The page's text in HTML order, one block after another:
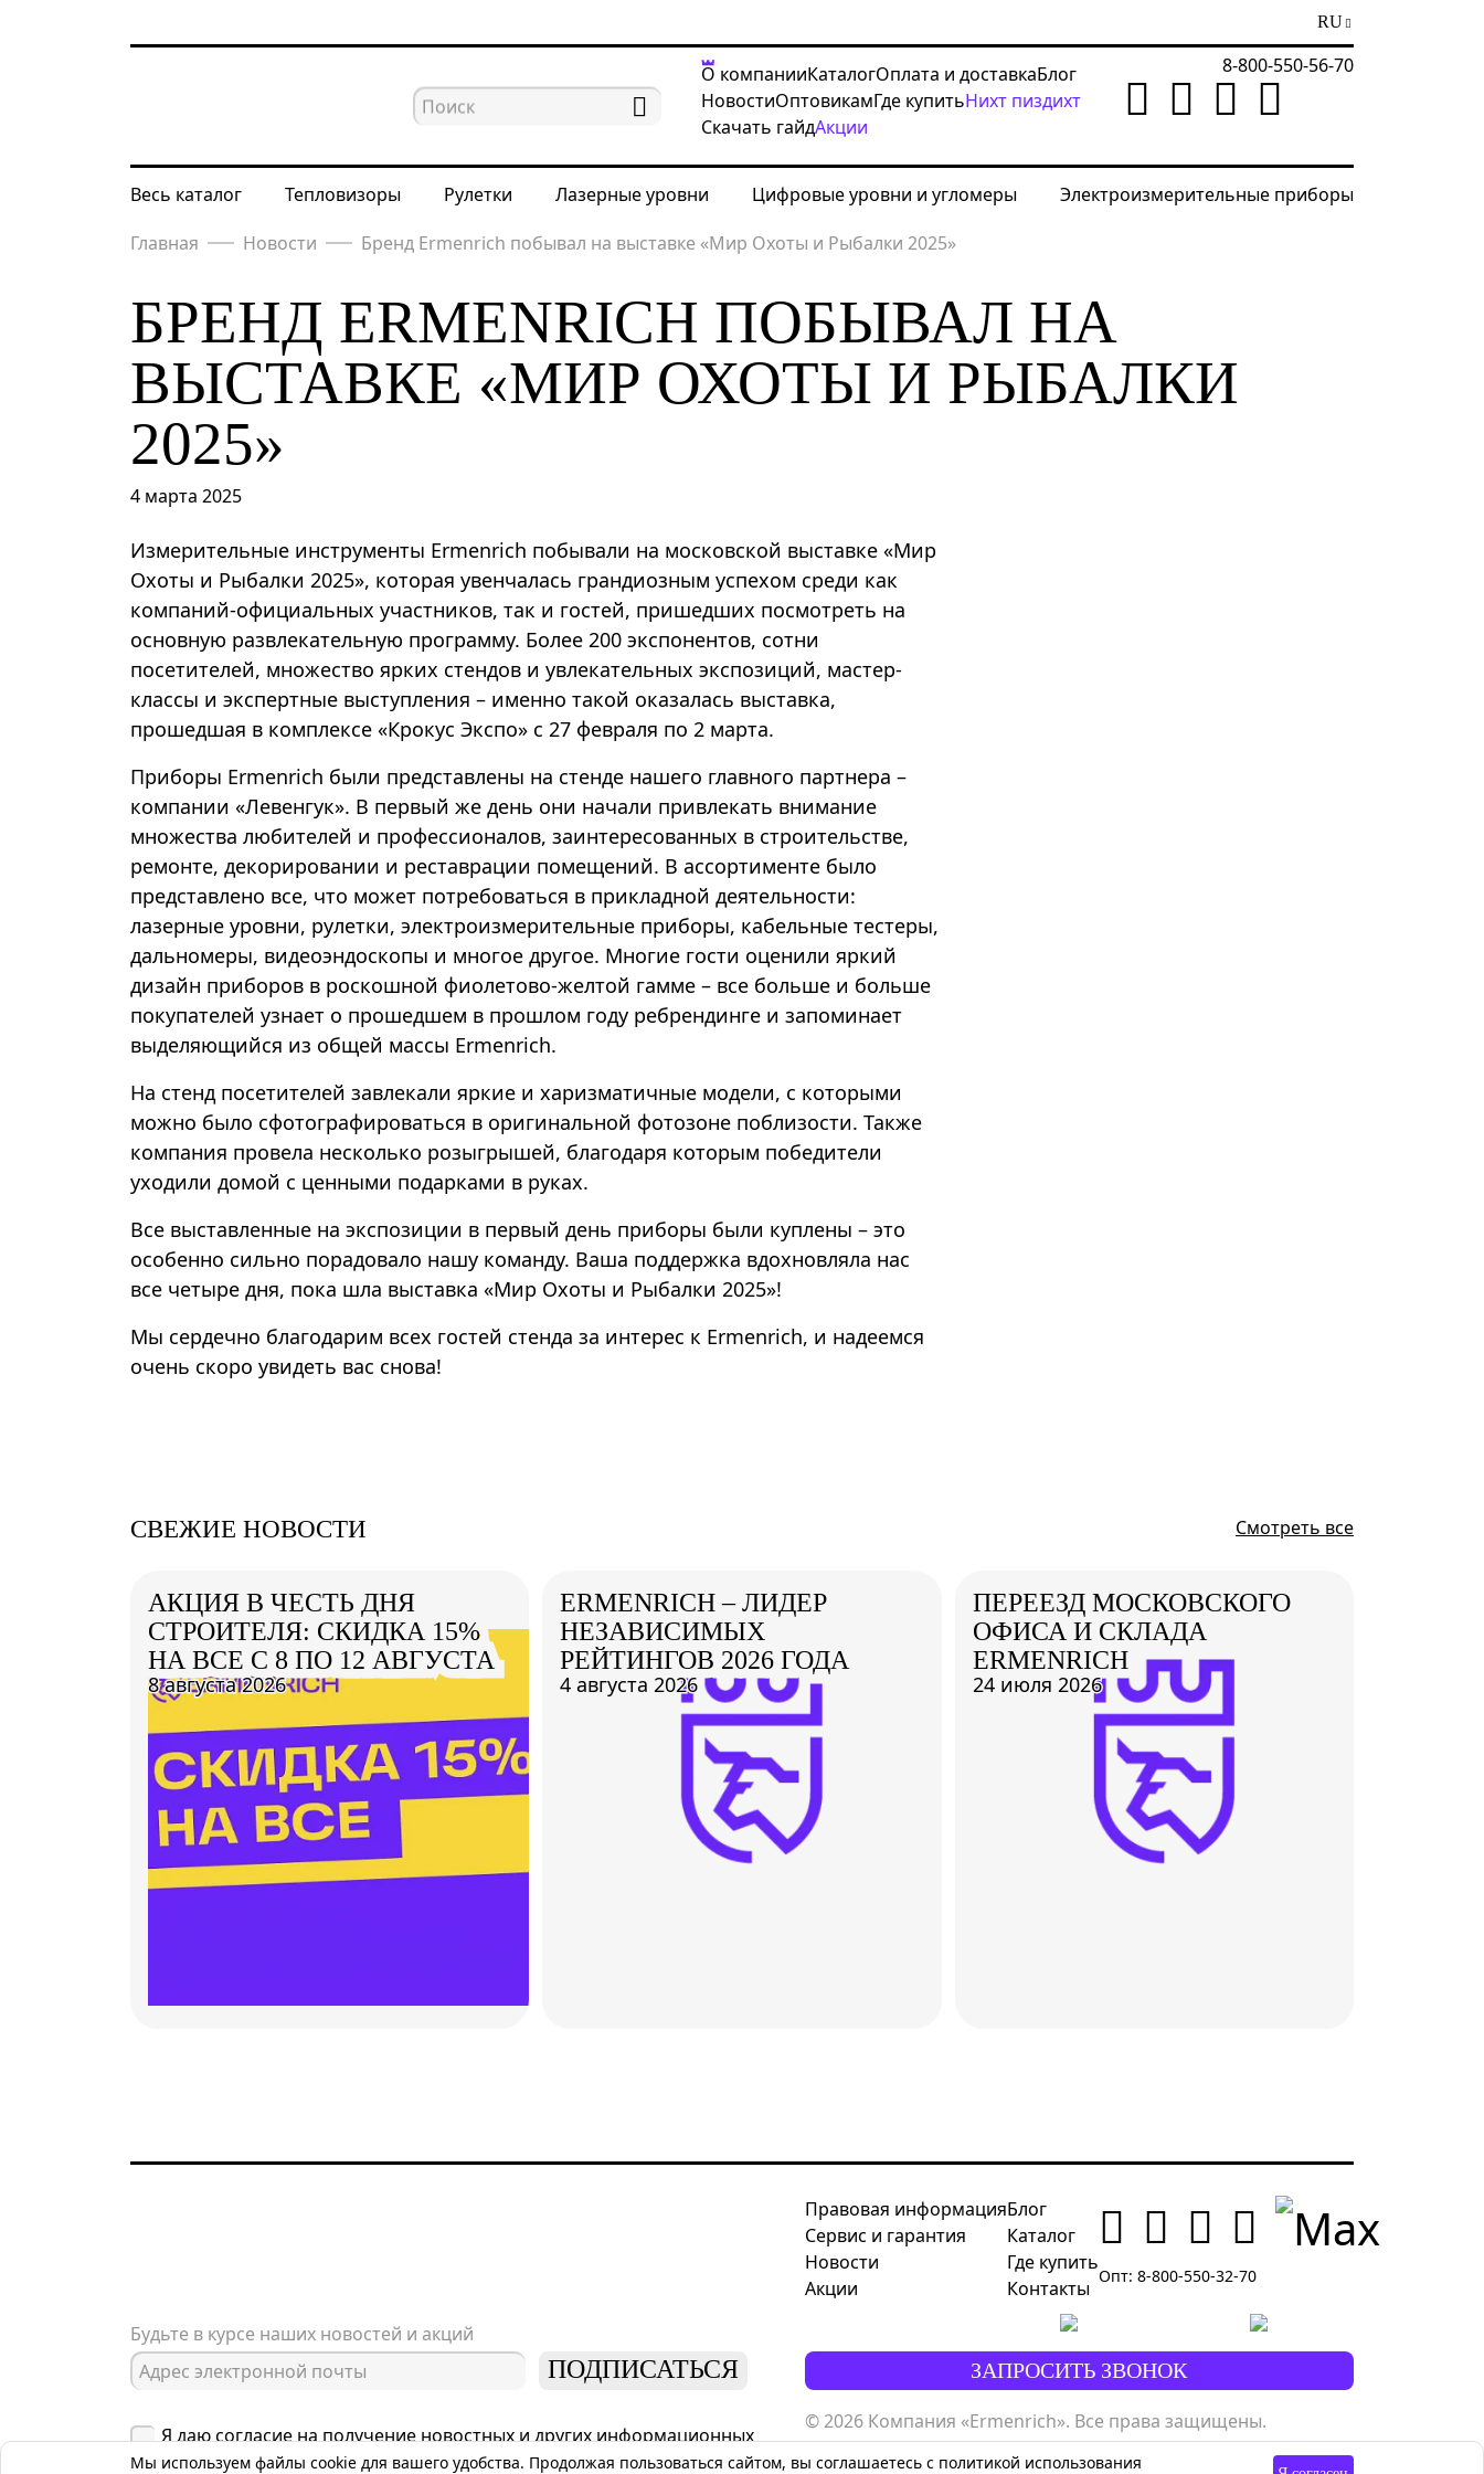
RU
О компанииКаталогОплата и доставкаБлог
НовостиОптовикамГде купитьНихт пиздихт
Скачать гайдАкции
8-800-550-56-70
Весь каталог Тепловизоры Рулетки Лазерные уровни Цифровые уровни и угломеры
Электроизмерительные приборы
Главная
Новости Бренд Ermenrich побывал на выставке «Мир Охоты и Рыбалки 2025»
БРЕНД ERMENRICH ПОБЫВАЛ НА
ВЫСТАВКЕ «МИР ОХОТЫ И РЫБАЛКИ
2025»
4 марта 2025
Измерительные инструменты Ermenrich побывали на московской выставке «Мир
Охоты и Рыбалки 2025», которая увенчалась грандиозным успехом среди как
компаний-официальных участников, так и гостей, пришедших посмотреть на
основную развлекательную программу. Более 200 экспонентов, сотни
посетителей, множество ярких стендов и увлекательных экспозиций, мастер-
классы и экспертные выступления – именно такой оказалась выставка,
прошедшая в комплексе «Крокус Экспо» с 27 февраля по 2 марта.
Приборы Ermenrich были представлены на стенде нашего главного партнера –
компании «Левенгук». В первый же день они начали привлекать внимание
множества любителей и профессионалов, заинтересованных в строительстве,
ремонте, декорировании и реставрации помещений. В ассортименте было
представлено все, что может потребоваться в прикладной деятельности:
лазерные уровни, рулетки, электроизмерительные приборы, кабельные тестеры,
дальномеры, видеоэндоскопы и многое другое. Многие гости оценили яркий
дизайн приборов в роскошной фиолетово-желтой гамме – все больше и больше
покупателей узнает о прошедшем в прошлом году ребрендинге и запоминает
выделяющийся из общей массы Ermenrich.
На стенд посетителей завлекали яркие и харизматичные модели, с которыми
можно было сфотографироваться в оригинальной фотозоне поблизости. Также
компания провела несколько розыгрышей, благодаря которым победители
уходили домой с ценными подарками в руках.
Все выставленные на экспозиции в первый день приборы были куплены – это
особенно сильно порадовало нашу команду. Ваша поддержка вдохновляла нас
все четыре дня, пока шла выставка «Мир Охоты и Рыбалки 2025»!
Мы сердечно благодарим всех гостей стенда за интерес к Ermenrich, и надеемся
очень скоро увидеть вас снова!
СВЕЖИЕ НОВОСТИ Смотреть все
Правовая информация
Сервис и гарантия
Новости
Акции
Блог
Каталог
Где купить
Контакты
Опт: 8-800-550-32-70
Будьте в курсе наших новостей и акций
Я даю согласие на получение новостных и других информационных
материалов
ПОДПИСАТЬСЯ ЗАПРОСИТЬ ЗВОНОК
© 2026 Компания «Ermenrich». Все права защищены.
Политика конфиденциальности
Мы используем файлы cookie для вашего удобства. Продолжая пользоваться сайтом, вы соглашаетесь с политикой использования